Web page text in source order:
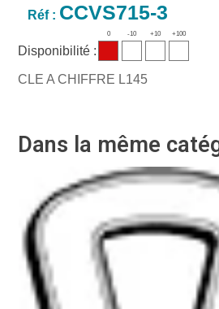
Réf : CCVS715-3
Disponibilité :
0 -10 +10 +100
CLE A CHIFFRE L145
Dans la même